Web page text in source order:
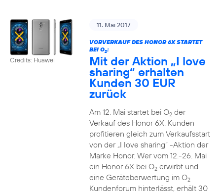
Credits: Huawei
11. Mai 2017
VORVERKAUF DES HONOR 6X STARTET
BEI O2:
Mit der Aktion „I love
sharing“ erhalten
Kunden 30 EUR
zurück
Am 12. Mai startet bei O2der
Verkauf des Honor 6X. Kunden
profitieren gleich zum Verkaufsstart
von der „I love sharing“ -Aktion der
Marke Honor. Wer vom 12.-26. Mai
ein Honor 6X bei O2erwirbt und
eine Geräteberwertung im O2
Kundenforum hinterlässt, erhält 30